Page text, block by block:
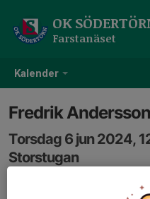
Kalender
OK
Farstanäset
Fredrik Andersson
Torsdag 6 jun 2024,
Storstugan